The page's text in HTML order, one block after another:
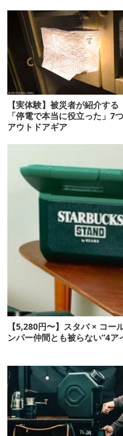
【実体験】被災者が紹介する
「停電で本当に役立った」7
アウトドアギア
【5,280円〜】スタバ × コー
ンパー仲間とも被らない”4ア